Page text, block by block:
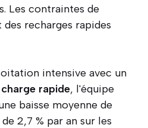
Les contraintes de
recharges rapides
intensive avec un
charge rapide, l'équipe
baisse moyenne de
2,7 % par an sur les